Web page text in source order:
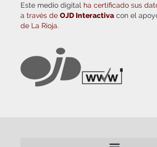
Este medio digital ha certificado sus
a través de OJD Interactiva con el
de La Rioja.